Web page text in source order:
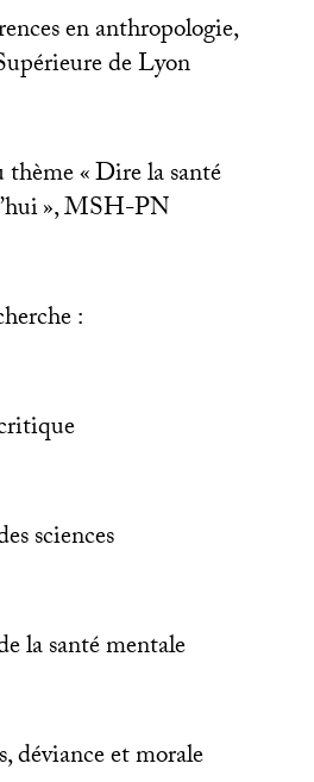
en anthropologie,
de Lyon
«Dire la santé
»,MSH-PN
:
sciences
la santé mentale
déviance et morale